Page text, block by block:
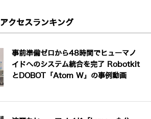
アクセスランキング
事前準備ゼロから48時間でヒューマノ
イドへのシステム統合を完了 Robotkit
とDOBOT「Atom W」の事例動画